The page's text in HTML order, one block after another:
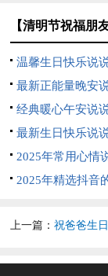
【清明节祝福朋
温馨生日快乐说
精选
最新正能量晚安
选95句）
经典暖心午安说
100句）
最新生日快乐说
2025年常用心情
39句
2025年精选抖音
上一篇：祝爸爸生